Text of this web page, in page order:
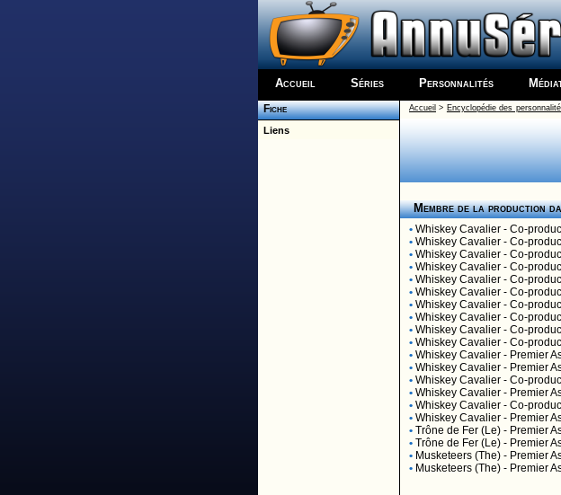
Accueil Séries Personnalités
Fiche
Liens
Accueil > Encyclopédie des
Membre de la production
• Whiskey Cavalier - Co-
• Whiskey Cavalier - Co-
• Whiskey Cavalier - Co-
• Whiskey Cavalier - Co-
• Whiskey Cavalier - Co-
• Whiskey Cavalier - Co-
• Whiskey Cavalier - Co-
• Whiskey Cavalier - Co-
• Whiskey Cavalier - Co-
• Whiskey Cavalier - Co-
• Whiskey Cavalier - Premier
• Whiskey Cavalier - Premier
• Whiskey Cavalier - Co-
• Whiskey Cavalier - Premier
• Whiskey Cavalier - Co-
• Whiskey Cavalier - Premier
• Trône de Fer (Le) - Premier
• Trône de Fer (Le) - Premier
• Musketeers (The) - Premier
• Musketeers (The) - Premier